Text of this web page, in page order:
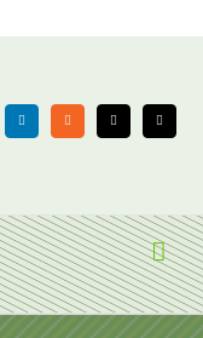
LinkedIn Rss X Email